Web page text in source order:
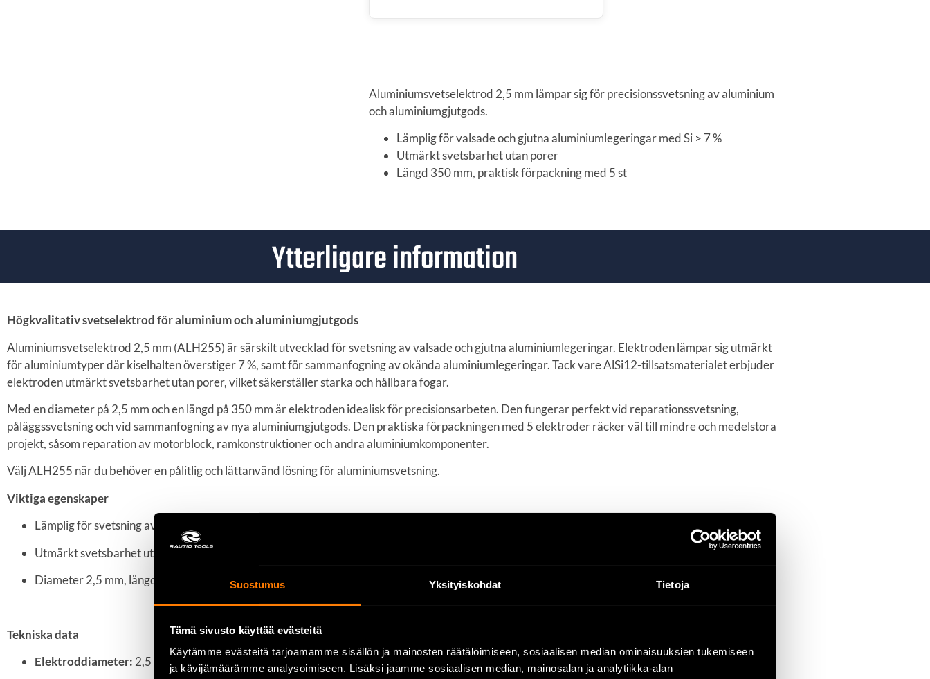
Suostumus Yksityiskohdat Tietoja
Tämä sivusto käyttää evästeitä
Käytämme evästeitä tarjoamamme sisällön ja mainosten räätälöimiseen, sosiaalisen median ominaisuuksien tukemiseen
ja kävijämäärämme analysoimiseen. Lisäksi jaamme sosiaalisen median, mainosalan ja analytiikka-alan
Aluminiumsvetselektrod 2,5 mm lämpar sig för precisionssvetsning av aluminium
och aluminiumgjutgods.
Lämplig för valsade och gjutna aluminiumlegeringar med Si > 7 %
Utmärkt svetsbarhet utan porer
Längd 350 mm, praktisk förpackning med 5 st
Ytterligare information
Högkvalitativ svetselektrod för aluminium och aluminiumgjutgods
Aluminiumsvetselektrod 2,5 mm (ALH255) är särskilt utvecklad för svetsning av valsade och gjutna aluminiumlegeringar. Elektroden lämpar sig utmärkt
för aluminiumtyper där kiselhalten överstiger 7 %, samt för sammanfogning av okända aluminiumlegeringar. Tack vare AlSi12-tillsatsmaterialet erbjuder
elektroden utmärkt svetsbarhet utan porer, vilket säkerställer starka och hållbara fogar.
Med en diameter på 2,5 mm och en längd på 350 mm är elektroden idealisk för precisionsarbeten. Den fungerar perfekt vid reparationssvetsning,
påläggssvetsning och vid sammanfogning av nya aluminiumgjutgods. Den praktiska förpackningen med 5 elektroder räcker väl till mindre och medelstora
projekt, såsom reparation av motorblock, ramkonstruktioner och andra aluminiumkomponenter.
Välj ALH255 när du behöver en pålitlig och lättanvänd lösning för aluminiumsvetsning.
Viktiga egenskaper
Lämplig för svetsning av valsade och gjutna aluminiumlegeringar med Si > 7 %
Utmärkt svetsbarhet utan porer och med starka, hållbara fogar
Diameter 2,5 mm, längd 350 mm, praktisk förpackning med 5 elektroder
Tekniska data
Elektroddiameter: 2,5 mm